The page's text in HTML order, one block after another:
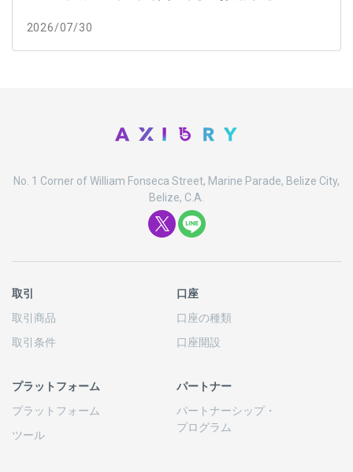
2026/07/30
No. 1 Corner of William Fonseca Street, Marine Parade, Belize City,
Belize, C.A.
取引
取引商品
取引条件
口座
口座の種類
口座開設
プラットフォーム
プラットフォーム
ツール
パートナー
パートナーシップ・
プログラム